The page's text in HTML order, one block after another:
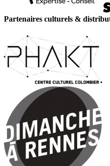
Partenaires culturels &